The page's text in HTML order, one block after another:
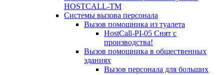
HOSTCALL-TM
Системы вызова персонала
Вызов помощника из туалета
HostCall-PI-05 Снят с
производства!
Вызов помощника в общественных
зданиях
Вызов персонала для больших